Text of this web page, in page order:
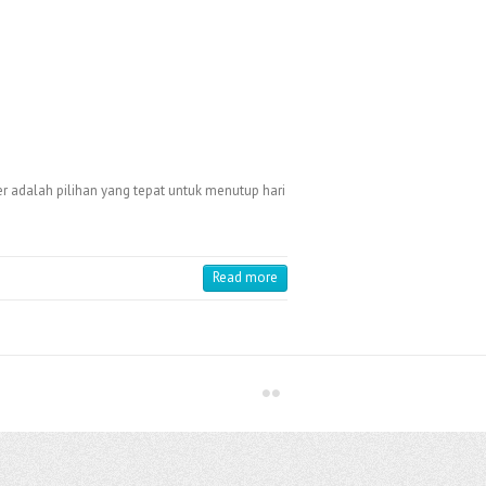
adalah pilihan yang tepat untuk menutup hari
Read more